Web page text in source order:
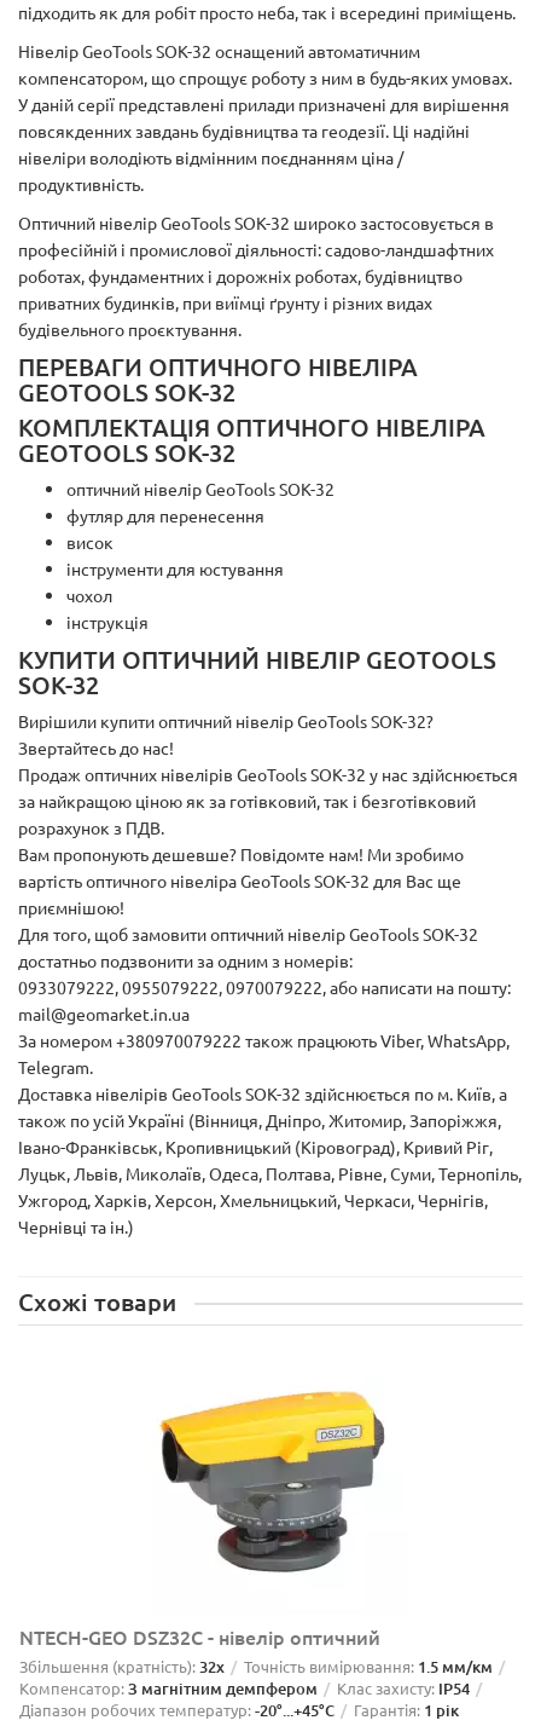
підходить як для робіт просто неба, так і всередині приміщень.
Нівелір GeoTools SOK-32 оснащений автоматичним
компенсатором, що спрощує роботу з ним в будь-яких умовах.
У даній серії представлені прилади призначені для вирішення
повсякденних завдань будівництва та геодезії. Ці надійні
нівеліри володіють відмінним поєднанням ціна /
продуктивність.
Оптичний нівелір GeoTools SOK-32 широко застосовується в
професійній і промислової діяльності: садово-ландшафтних
роботах, фундаментних і дорожніх роботах, будівництво
приватних будинків, при виїмці ґрунту і різних видах
будівельного проєктування.
ПЕРЕВАГИ ОПТИЧНОГО НІВЕЛІРА
GEOTOOLS SOK-32
КОМПЛЕКТАЦІЯ ОПТИЧНОГО НІВЕЛІРА
GEOTOOLS SOK-32
оптичний нівелір GeoTools SOK-32
футляр для перенесення
висок
інструменти для юстування
чохол
інструкція
КУПИТИ ОПТИЧНИЙ НІВЕЛІР GEOTOOLS
SOK-32
Вирішили купити оптичний нівелір GeoTools SOK-32?
Звертайтесь до нас!
Продаж оптичних нівелірів GeoTools SOK-32 у нас здійснюється
за найкращою ціною як за готівковий, так і безготівковий
розрахунок з ПДВ.
Вам пропонують дешевше? Повідомте нам! Ми зробимо
вартість оптичного нівеліра GeoTools SOK-32 для Вас ще
приємнішою!
Для того, щоб замовити оптичний нівелір GeoTools SOK-32
достатньо подзвонити за одним з номерів:
0933079222, 0955079222, 0970079222, або написати на пошту:
mail@geomarket.in.ua
За номером +380970079222 також працюють Viber, WhatsApp,
Telegram.
Доставка нівелірів GeoTools SOK-32 здійснюється по м. Київ, а
також по усій Україні (Вінниця, Дніпро, Житомир, Запоріжжя,
Івано-Франківськ, Кропивницький (Кіровоград), Кривий Ріг,
Луцьк, Львів, Миколаїв, Одеса, Полтава, Рівне, Суми, Тернопіль,
Ужгород, Харків, Херсон, Хмельницький, Черкаси, Чернігів,
Чернівці та ін.)
Схожі товари
NTECH-GEO DSZ32C - нівелір оптичний
Збільшення (кратність):32x Точність вимірювання: 1.5 мм/км
Компенсатор:З магнітним демпфером Клас захисту: IP54
Діапазон робочих температур:-20°...+45°C Гарантія: 1 рік